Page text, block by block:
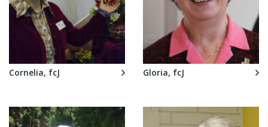
Cornelia, fcJ Gloria, fcJ